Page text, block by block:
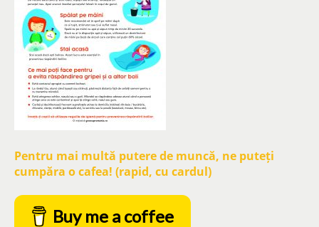
Pentru mai multă putere de muncă, ne puteți
cumpăra o cafea! (rapid, cu cardul)
Buy me a coffee